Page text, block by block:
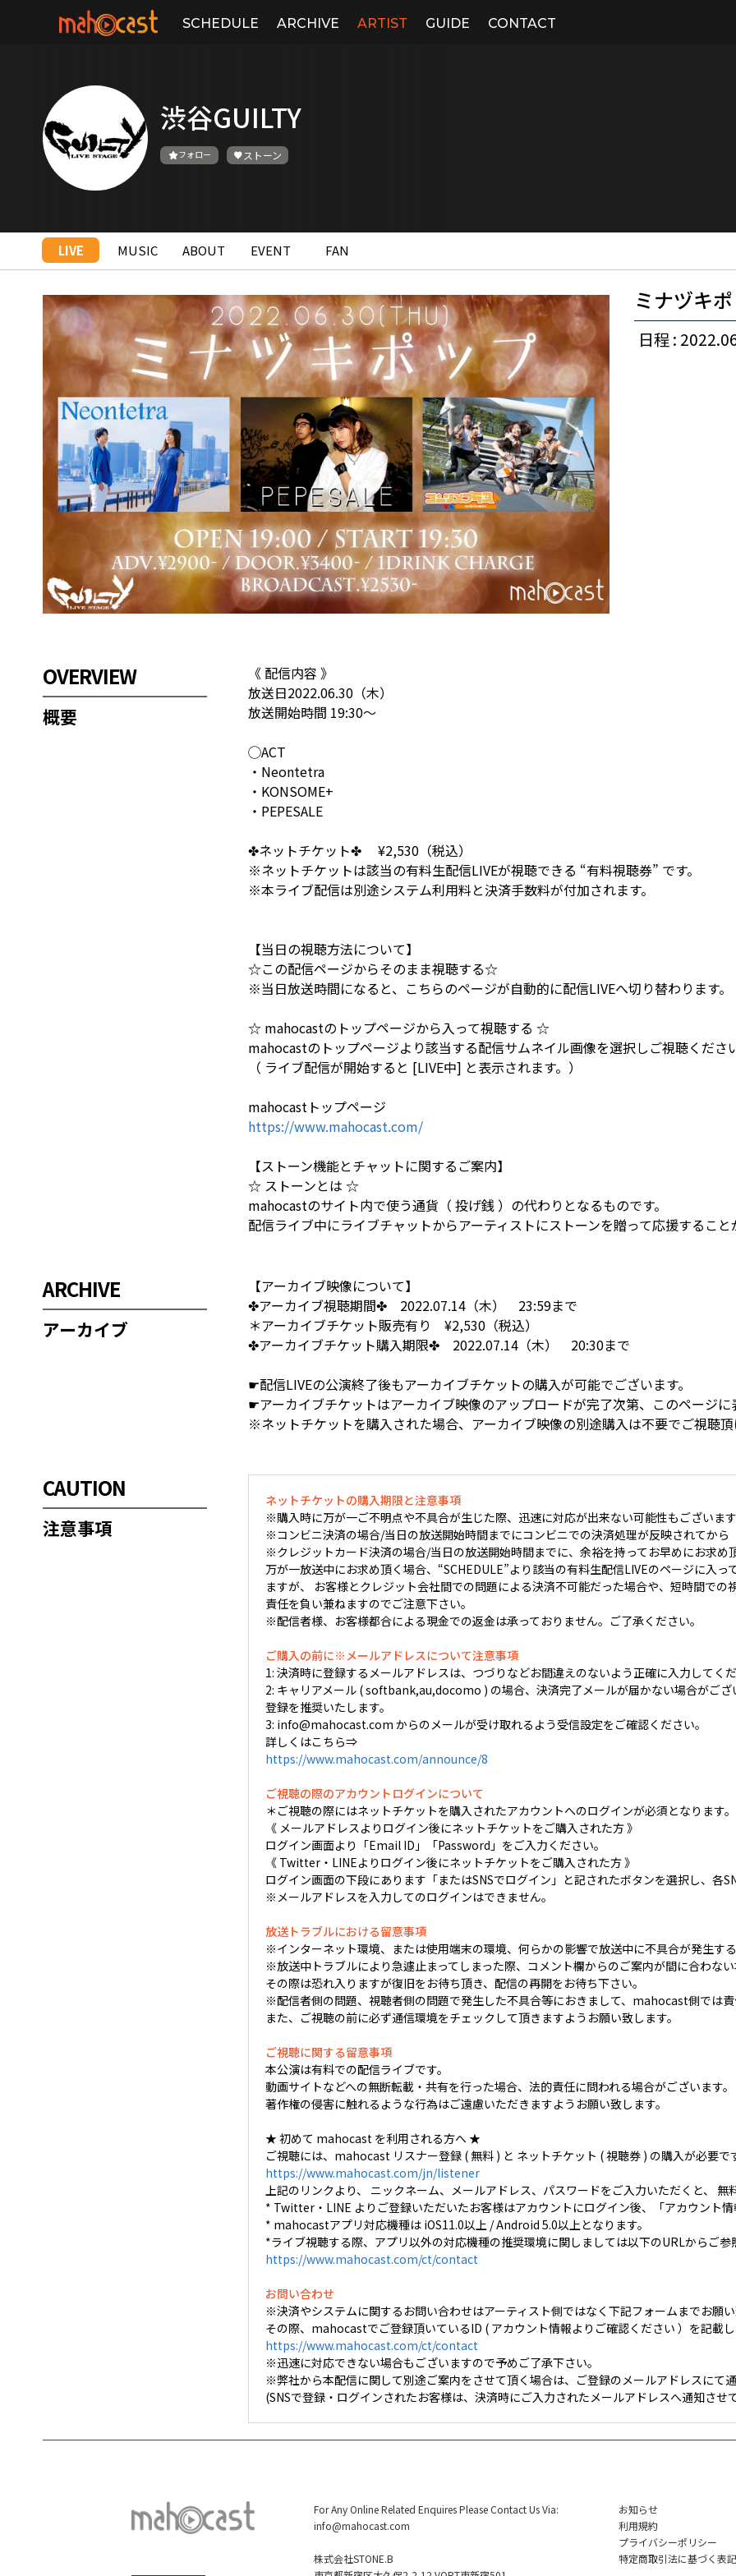
SCHEDULE ARCHIVE ARTIST GUIDE CONTACT
渋谷GUILTY
フォロー ストーン
LIVE MUSIC ABOUT EVENT FAN
ミナヅキ
日程 :
OVERVIEW
概要
《 配信内容 》
放送日2022.06.30（木）
放送開始時間 19:30〜
◯ACT
・Neontetra
・KONSOME+
・PEPESALE
✤ネットチケット✤ ¥2,530（税込）
※ネットチケットは該当の有料生配信LIVEが視聴できる “有料視聴券” です。
※本ライブ配信は別途システム利用料と決済手数料が付加されます。
【当日の視聴方法について】
☆この配信ページからそのまま視聴する☆
※当日放送時間になると、こちらのページが自動的に配信LIVEへ切り替わります。
☆ mahocastのトップページから入って視聴する ☆
mahocastのトップページより該当する配信サムネイル画像を選択しご視聴くださ
（ ライブ配信が開始すると [LIVE中] と表示されます。）
mahocastトップページ
https://www.mahocast.com/
【ストーン機能とチャットに関するご案内】
☆ ストーンとは ☆
mahocastのサイト内で使う通貨（ 投げ銭 ）の代わりとなるものです。
配信ライブ中にライブチャットからアーティストにストーンを贈って応援すること
ARCHIVE
アーカイブ
【アーカイブ映像について】
✤アーカイブ視聴期間✤ 2022.07.14（木） 23:59まで
＊アーカイブチケット販売有り ¥2,530（税込）
✤アーカイブチケット購入期限✤ 2022.07.14（木） 20:30まで
☛配信LIVEの公演終了後もアーカイブチケットの購入が可能でございます。
☛アーカイブチケットはアーカイブ映像のアップロードが完了次第、このページ
※ネットチケットを購入された場合、アーカイブ映像の別途購入は不要でご視聴頂
CAUTION
注意事項
ネットチケットの購入期限と注意事項
※購入時に万が一ご不明点や不具合が生じた際、迅速に対応が出来ない可能性もございま
※コンビニ決済の場合/当日の放送開始時間までにコンビニでの決済処理が反映されてか
※クレジットカード決済の場合/当日の放送開始時間までに、余裕を持ってお早めにお求め
万が一放送中にお求め頂く場合、“SCHEDULE”より該当の有料生配信LIVEのページに入
ますが、 お客様とクレジット会社間での問題による決済不可能だった場合や、短時間で
責任を負い兼ねますのでご注意下さい。
※配信者様、お客様都合による現金での返金は承っておりません。ご了承ください。
ご購入の前に※メールアドレスについて注意事項
1: 決済時に登録するメールアドレスは、つづりなどお間違えのないよう正確に入力してく
2: キャリアメール ( softbank,au,docomo ) の場合、決済完了メールが届かない場合がご
登録を推奨いたします。
3: info@mahocast.com からのメールが受け取れるよう受信設定をご確認ください。
詳しくはこちら⇒
https://www.mahocast.com/announce/8
ご視聴の際のアカウントログインについて
＊ご視聴の際にはネットチケットを購入されたアカウントへのログインが必須となります。
《 メールアドレスよりログイン後にネットチケットをご購入された方 》
ログイン画面より「Email ID」「Password」をご入力ください。
《 Twitter・LINEよりログイン後にネットチケットをご購入された方 》
ログイン画面の下段にあります「またはSNSでログイン」と記されたボタンを選択し、各
※メールアドレスを入力してのログインはできません。
放送トラブルにおける留意事項
※インターネット環境、または使用端末の環境、何らかの影響で放送中に不具合が発生す
※放送中トラブルにより急遽止まってしまった際、コメント欄からのご案内が間に合わな
その際は恐れ入りますが復旧をお待ち頂き、配信の再開をお待ち下さい。
※配信者側の問題、視聴者側の問題で発生した不具合等におきまして、mahocast側では
また、ご視聴の前に必ず通信環境をチェックして頂きますようお願い致します。
ご視聴に関する留意事項
本公演は有料での配信ライブです。
動画サイトなどへの無断転載・共有を行った場合、法的責任に問われる場合がございます。
著作権の侵害に触れるような行為はご遠慮いただきますようお願い致します。
★ 初めて mahocast を利用される方へ ★
ご視聴には、mahocast リスナー登録 ( 無料 ) と ネットチケット ( 視聴券 ) の購入が必要で
https://www.mahocast.com/jn/listener
上記のリンクより、 ニックネーム、メールアドレス、パスワードをご入力いただくと、 無
* Twitter・LINE よりご登録いただいたお客様はアカウントにログイン後、「アカウント
* mahocastアプリ対応機種は iOS11.0以上 / Android 5.0以上となります。
*ライブ視聴する際、アプリ以外の対応機種の推奨環境に関しましては以下のURLからご参
https://www.mahocast.com/ct/contact
お問い合わせ
※決済やシステムに関するお問い合わせはアーティスト側ではなく下記フォームまでお願
その際、mahocastでご登録頂いているID ( アカウント情報よりご確認ください ）を記載
https://www.mahocast.com/ct/contact
※迅速に対応できない場合もございますので予めご了承下さい。
※弊社から本配信に関して別途ご案内をさせて頂く場合は、ご登録のメールアドレスにて
(SNSで登録・ログインされたお客様は、決済時にご入力されたメールアドレスへ通知させ
For Any Online Related Enquires Please Contact Us Via:
info@mahocast.com
株式会社STONE.B
お知らせ
利用規約
プライバシーポリシー
特定商取引法に基づく表記